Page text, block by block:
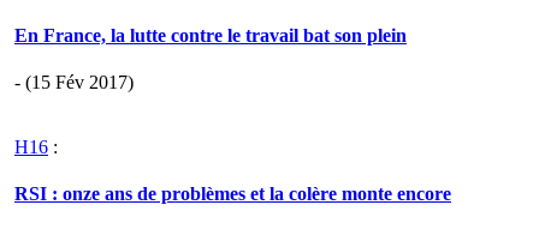
En France, la lutte contre le travail bat son plein
- (15 Fév 2017)
H16 :
RSI : onze ans de problèmes et la colère monte encore